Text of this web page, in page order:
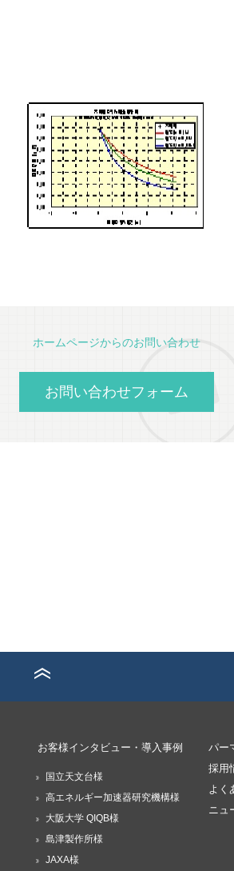
ホームページからのお問い合わせ
お問い合わせフォーム
お客様インタビュー・導入事例
国立天文台様
高エネルギー加速器研究機構様
大阪大学 QIQB様
島津製作所様
JAXA様
パー
採用
よく
ニュ